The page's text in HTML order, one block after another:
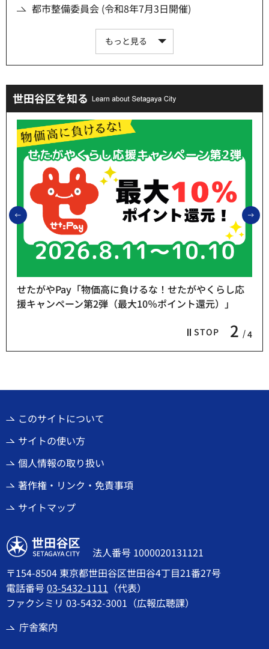
都市整備委員会 (令和8年7月3日開催)
もっと見る
世田谷区を知る
前のスライドを表示
STOP 2 4
せたがやPay「物価高に負けるな！せたがやくらし応
援キャンペーン第2弾（最大10％ポイント還元）」
このサイトについて
サイトの使い方
個人情報の取り扱い
著作権・リンク・免責事項
サイトマップ
世田谷区
法人番号 1000020131121
〒154-8504 東京都世田谷区世田谷4丁目21番27号
電話番号03-5432-1111 （代表）
ファクシミリ 03-5432-3001（広報広聴課）
庁舎案内